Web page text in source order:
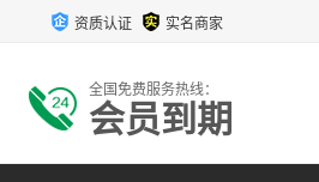
资质认证 实名商家
全国免费服务热线：
会员到期